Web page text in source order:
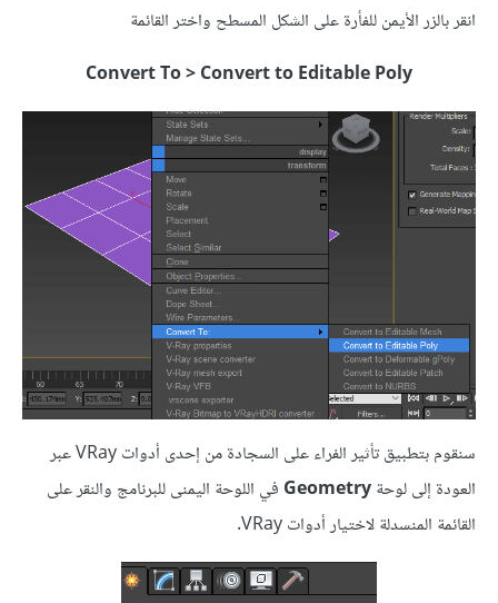
انقر بالزر الأيمن للفأرة على الشكل المسطح واختر القائمة
Convert To > Convert to Editable Poly
سنقوم بتطبيق تأثير الفراء على السجادة من إحدى أدوات VRay عبر
العودة إلى لوحةGeometry في اللوحة اليمنى للبرنامج والنقر على
القائمة المنسدلة لاختيار أدوات VRay.